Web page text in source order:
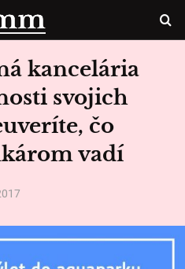
kancelária
svojich
čo
vadí